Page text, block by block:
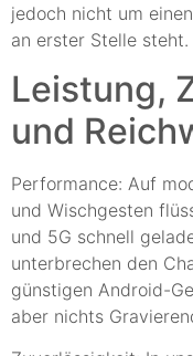
jedoch nicht um
an erster Stelle steht.
Leistung,
und
Performance: Auf
und Wischgesten
und 5G schnell
unterbrechen den
günstigen Android-
aber nichts